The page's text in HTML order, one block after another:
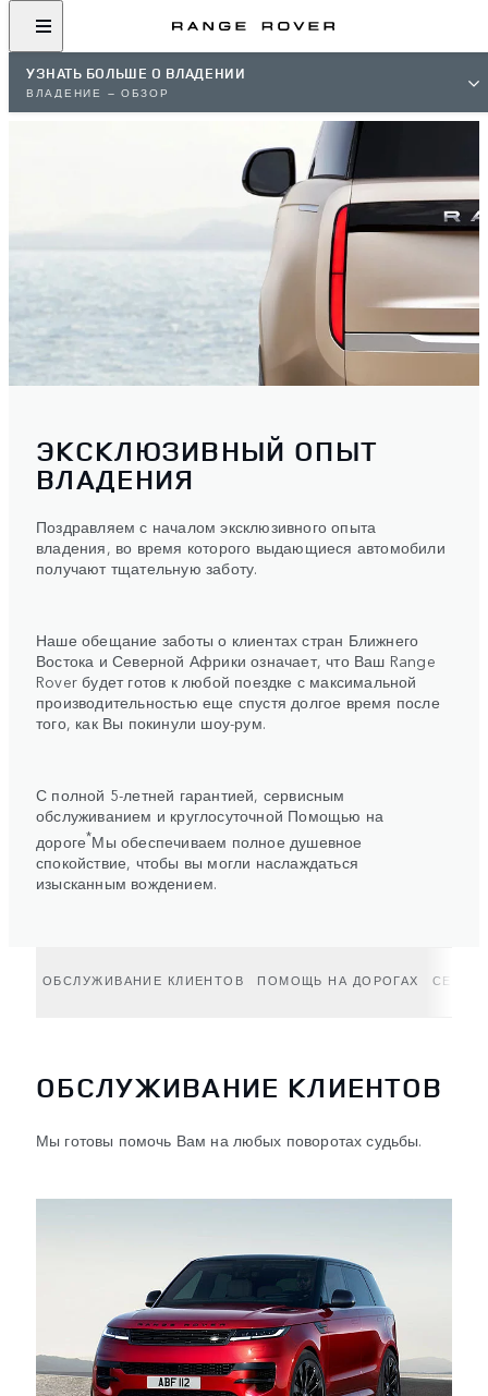
УЗНАТЬ БОЛЬШЕ О ВЛАДЕНИИ
ВЛАДЕНИЕ — ОБЗОР
ЭКСКЛЮЗИВНЫЙ ОПЫТ
ВЛАДЕНИЯ
Поздравляем с началом эксклюзивного опыта
владения, во время которого выдающиеся автомобили
получают тщательную заботу.
Наше обещание заботы о клиентах стран Ближнего
Востока и Северной Африки означает, что Ваш Range
Rover будет готов к любой поездке с максимальной
производительностью еще спустя долгое время после
того, как Вы покинули шоу-рум.
С полной 5-летней гарантией, сервисным
обслуживанием и круглосуточной Помощью на
дороге*Мы обеспечиваем полное душевное
спокойствие, чтобы вы могли наслаждаться
изысканным вождением.
ОБСЛУЖИВАНИЕ КЛИЕНТОВ ПОМОЩЬ НА ДОРОГАХ
ОБСЛУЖИВАНИЕ КЛИЕНТОВ
Мы готовы помочь Вам на любых поворотах судьбы.